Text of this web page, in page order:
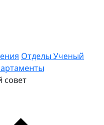
Отделы Ученый
совет